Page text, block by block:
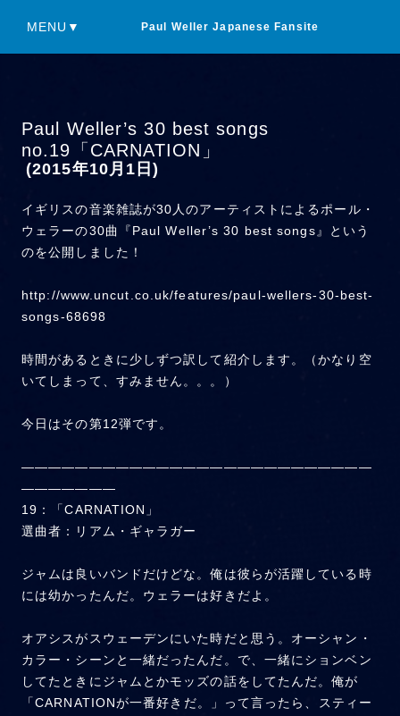
MENU▼ Paul Weller Japanese Fansite
Paul Weller’s 30 best songs
no.19「CARNATION」
(2015年10月1日)
イギリスの音楽雑誌が30人のアーティストによるポール・
ウェラーの30曲『Paul Weller’s 30 best songs』という
のを公開しました！
http://www.uncut.co.uk/features/paul-wellers-30-best-
songs-68698
時間があるときに少しずつ訳して紹介します。（かなり空
いてしまって、すみません。。。）
今日はその第12弾です。
——————————————————————————
———————
19：「CARNATION」
選曲者：リアム・ギャラガー
ジャムは良いバンドだけどな。俺は彼らが活躍している時
には幼かったんだ。ウェラーは好きだよ。
オアシスがスウェーデンにいた時だと思う。オーシャン・
カラー・シーンと一緒だったんだ。で、一緒にションベン
してたときにジャムとかモッズの話をしてたんだ。俺が
「CARNATIONが一番好きだ。」って言ったら、スティー